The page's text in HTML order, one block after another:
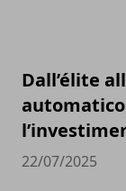
Dall’élite
22/07/2025